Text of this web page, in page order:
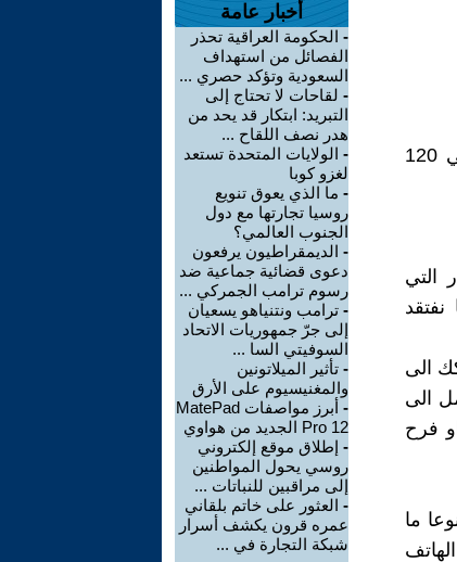
الضجيج يقف خلف العديد من المشاكل الاجتماعية والنفسية في عالم يعاني 120
التي
الى
الى
فرح
ما
أخبار عامة
- الحكومة العراقية تحذر
الفصائل من استهداف
السعودية وتؤكد حصري ...
- لقاحات لا تحتاج إلى
التبريد: ابتكار قد يحد من
هدر نصف اللقاح ...
- الولايات المتحدة تستعد
لغزو كوبا
- ما الذي يعوق تنويع
روسيا تجارتها مع دول
الجنوب العالمي؟
- الديمقراطيون يرفعون
دعوى قضائية جماعية ضد
رسوم ترامب الجمركي ...
- ترامب ونتنياهو يسعيان
إلى جرّ جمهوريات الاتحاد
السوفيتي السا ...
- تأثير الميلاتونين
والمغنيسيوم على الأرق
-
أبرز مواصفات MatePad
Pro 12 الجديد من هواوي
- إطلاق موقع إلكتروني
روسي يحول المواطنين
إلى مراقبين للنباتات ...
- العثور على خاتم بلقاني
عمره قرون يكشف أسرار
شبكة التجارة في ...